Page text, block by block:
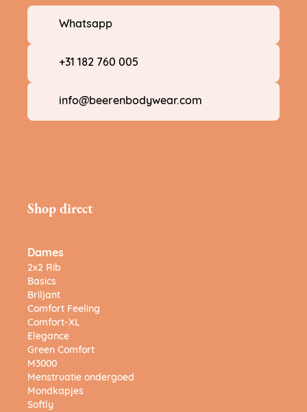
Whatsapp
+31 182 760 005
info@beerenbodywear.com
Shop direct
Dames
2x2 Rib
Basics
Briljant
Comfort Feeling
Comfort-XL
Elegance
Green Comfort
M3000
Menstruatie ondergoed
Mondkapjes
Softly